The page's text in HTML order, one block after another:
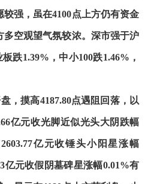
强，虽在4100点上方仍有资金
多空观望气氛较浓。深市强于沪
跌1.39%，中小100跌1.46%，
，摸高4187.80点遇阻回落，以
亿元收光脚近似光头大阴跌幅
亿元收锤头小阳星涨幅
亿元收假阴墓碑星涨幅0.01%有